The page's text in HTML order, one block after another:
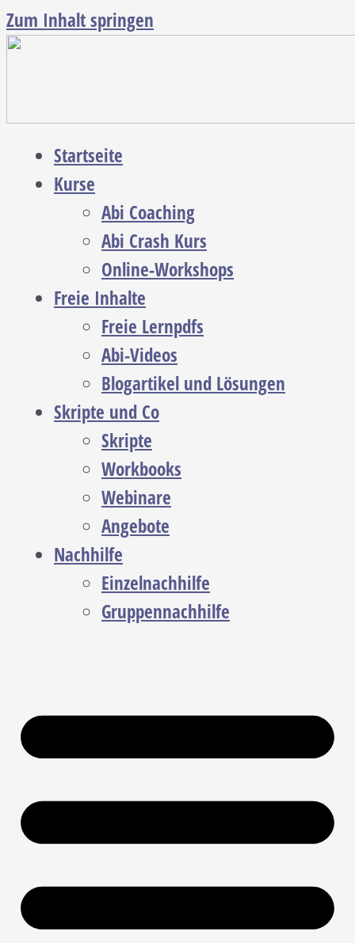
Zum Inhalt springen
Startseite
Kurse
Abi Coaching
Abi Crash Kurs
Online-Workshops
Freie Inhalte
Freie Lernpdfs
Abi-Videos
Blogartikel und Lösungen
Skripte und Co
Skripte
Workbooks
Webinare
Angebote
Nachhilfe
Einzelnachhilfe
Gruppennachhilfe